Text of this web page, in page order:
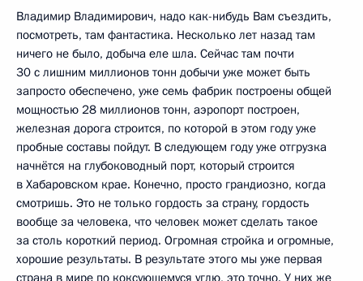
Владимир Владимирович, надо как-нибудь Вам съездить,
посмотреть, там фантастика. Несколько лет назад там
ничего не было, добыча еле шла. Сейчас там почти
30 с лишним миллионов тонн добычи уже может быть
запросто обеспечено, уже семь фабрик построены общей
мощностью 28 миллионов тонн, аэропорт построен,
железная дорога строится, по которой в этом году уже
пробные составы пойдут. В следующем году уже отгрузка
начнётся на глубоководный порт, который строится
в Хабаровском крае. Конечно, просто грандиозно, когда
смотришь. Это не только гордость за страну, гордость
вообще за человека, что человек может сделать такое
за столь короткий период. Огромная стройка и огромные,
хорошие результаты. В результате этого мы уже первая
страна в мире по коксующемуся углю, это точно. У них же